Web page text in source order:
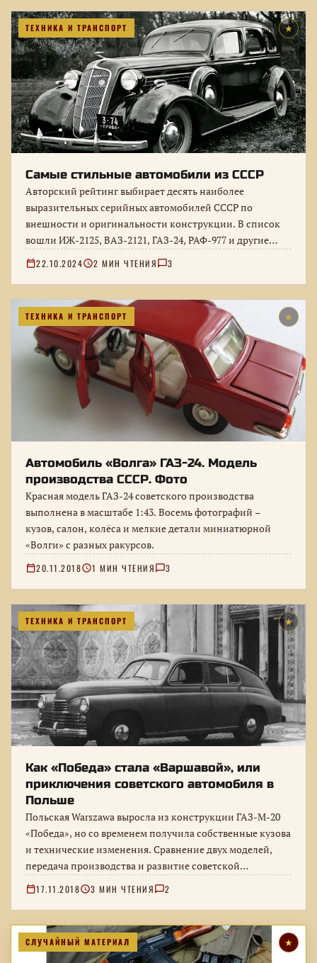
ТЕХНИКА И ТРАНСПОРТ ★
Самые стильные автомобили из СССР
Авторский рейтинг выбирает десять наиболее
выразительных серийных автомобилей СССР по
внешности и оригинальности конструкции. В список
вошли ИЖ-2125, ВАЗ-2121, ГАЗ-24, РАФ-977 и другие
модели, а…
22.10.2024 2 МИН ЧТЕНИЯ 3
ТЕХНИКА И ТРАНСПОРТ ★
Автомобиль «Волга» ГАЗ-24. Модель
производства СССР. Фото
Красная модель ГАЗ-24 советского производства
выполнена в масштабе 1:43. Восемь фотографий –
кузов, салон, колёса и мелкие детали миниатюрной
«Волги» с разных ракурсов.
20.11.2018 1 МИН ЧТЕНИЯ 3
ТЕХНИКА И ТРАНСПОРТ ★
Как «Победа» стала «Варшавой», или
приключения советского автомобиля в
Польше
Польская Warszawa выросла из конструкции ГАЗ-М-20
«Победа», но со временем получила собственные кузова
и технические изменения. Сравнение двух моделей,
передача производства и развитие советской
конструкции…
17.11.2018 3 МИН ЧТЕНИЯ 2
СЛУЧАЙНЫЙ МАТЕРИАЛ ★